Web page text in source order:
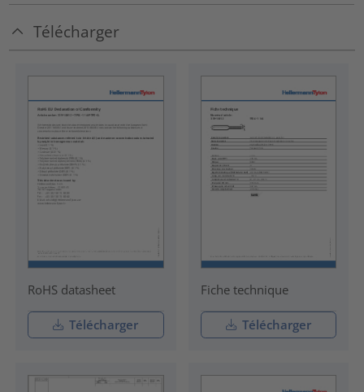
Télécharger
RoHS datasheet
Télécharger
Fiche technique
Télécharger